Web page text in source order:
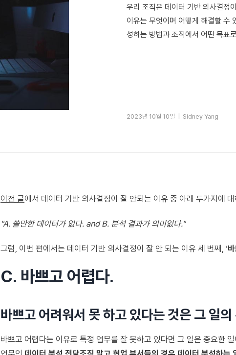
우리 조직은 데이터 기반 의사결정
이유는 무엇이며 어떻게 해결할 수
성하는 방법과 조직에서 어떤 목표
2023년 10월 10일 | Sidney Yang
이전 글에서 데이터 기반 의사결정이 잘 안되는 이유 중 아래 두가지에
"A. 쓸만한 데이터가 없다. and B. 분석 결과가 의미없다."
그럼, 이번 편에서는 데이터 기반 의사결정이 잘 안 되는 이유 세 번째, ‘
C. 바쁘고 어렵다.
바쁘고 어려워서 못 하고 있다는 것은 그 일
바쁘고 어렵다는 이유로 특정 업무를 잘 못하고 있다면 그 일은 중요한